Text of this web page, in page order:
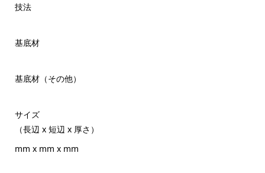
技法
基底材
基底材（その他）
サイズ
（長辺 x 短辺 x 厚さ）
mm x mm x mm